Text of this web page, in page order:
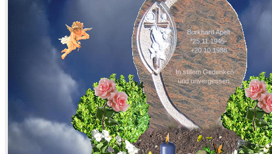
Burkhard Apelt
*25.11.1945-
+20.10.1988
In stillem Gedenken
und unvergessen.